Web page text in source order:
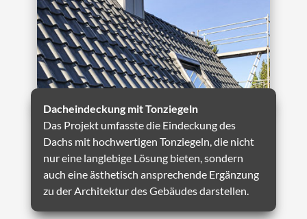
Dacheindeckung mit Tonziegeln
Das Projekt umfasste die Eindeckung des
Dachs mit hochwertigen Tonziegeln, die nicht
nur eine langlebige Lösung bieten, sondern
auch eine ästhetisch ansprechende Ergänzung
zu der Architektur des Gebäudes darstellen.